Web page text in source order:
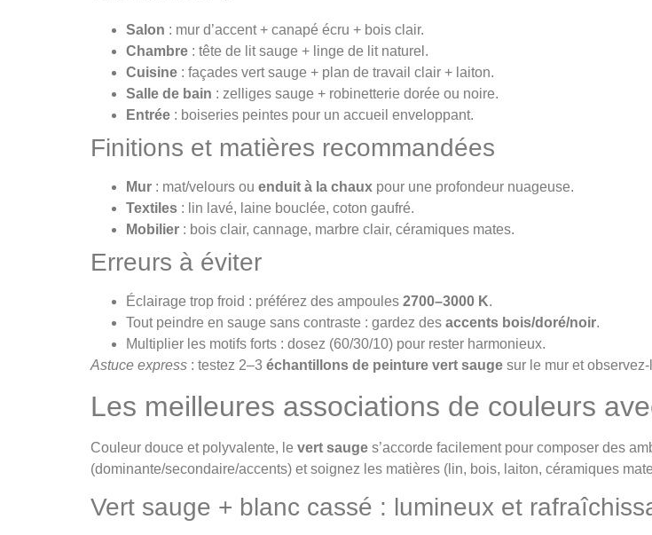
Salon : mur d’accent + canapé écru + bois clair.
Chambre : tête de lit sauge + linge de lit naturel.
Cuisine : façades vert sauge + plan de travail clair + laiton.
Salle de bain : zelliges sauge + robinetterie dorée ou noire.
Entrée : boiseries peintes pour un accueil enveloppant.
Finitions et matières recommandées
Mur : mat/velours ou enduit à la chaux pour une profondeur nuageuse.
Textiles : lin lavé, laine bouclée, coton gaufré.
Mobilier : bois clair, cannage, marbre clair, céramiques mates.
Erreurs à éviter
Éclairage trop froid : préférez des ampoules 2700–3000 K.
Tout peindre en sauge sans contraste : gardez des accents bois/doré/noir.
Multiplier les motifs forts : dosez (60/30/10) pour rester harmonieux.
Astuce express : testez 2–3 échantillons de peinture vert sauge sur le mur et
Les meilleures associations de couleurs
Couleur douce et polyvalente, le vert sauge s’accorde facilement pour composer des
(dominante/secondaire/accents) et soignez les matières (lin, bois, laiton, céramiques
Vert sauge + blanc cassé : lumineux et